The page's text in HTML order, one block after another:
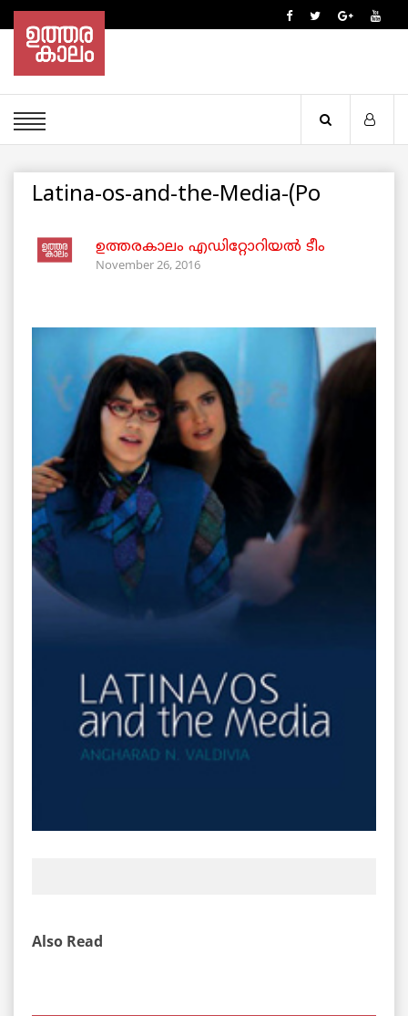
Latina-os-and-the-Media-(Po
ഉത്തരകാലം എഡിറ്റോറിയല്‍ ടീം
November 26, 2016
Also Read